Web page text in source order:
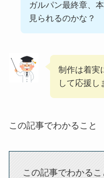
ガルパン最終章、
見られるのかな？
制作は着実
して応援し
この記事でわかること
この記事でわかるこ